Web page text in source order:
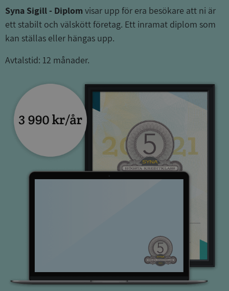
Syna Sigill - Diplom visar upp för era besökare att ni är
ett stabilt och välskött företag. Ett inramat diplom som
kan ställas eller hängas upp.
Avtalstid: 12 månader.